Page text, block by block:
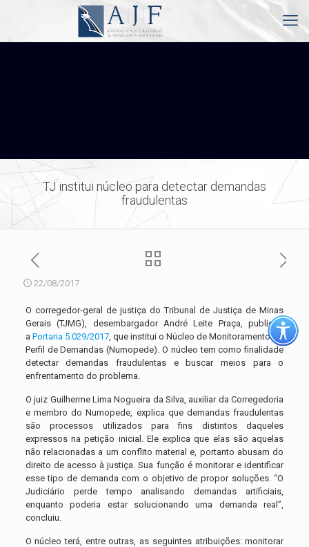
TJ institui núcleo para detectar demandas
fraudulentas
22/08/2017
O corregedor-geral de justiça do Tribunal de Justiça de Minas
Gerais (TJMG), desembargador André Leite Praça, publicou
a Portaria 5.029/2017, que institui o Núcleo de Monitoramento do
Perfil de Demandas (Numopede). O núcleo tem como finalidade
detectar demandas fraudulentas e buscar meios para o
enfrentamento do problema.
O juiz Guilherme Lima Nogueira da Silva, auxiliar da Corregedoria
e membro do Numopede, explica que demandas fraudulentas
são processos utilizados para fins distintos daqueles
expressos na petição inicial. Ele explica que elas são aquelas
não relacionadas a um conflito material e, portanto abusam do
direito de acesso à justiça. Sua função é monitorar e identificar
esse tipo de demanda com o objetivo de propor soluções. “O
Judiciário perde tempo analisando demandas artificiais,
enquanto poderia estar solucionando uma demanda real”,
concluiu.
O núcleo terá, entre outras, as seguintes atribuições: monitorar